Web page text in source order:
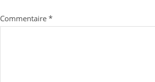
Commentaire *